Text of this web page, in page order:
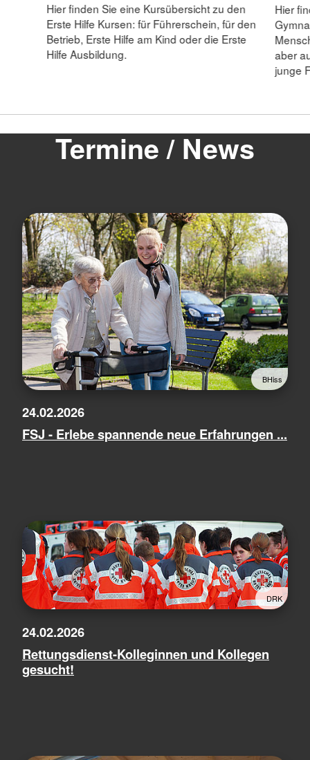
Hier finden Sie eine Kursübersicht zu den
Erste Hilfe Kursen: für Führerschein, für den
Betrieb, Erste Hilfe am Kind oder die Erste
Hilfe Ausbildung.
Hier
aber
junge
Termine / News
BHiss
24.02.2026
FSJ - Erlebe spannende neue Erfahrungen ...
DRK
24.02.2026
Rettungsdienst-Kolleginnen und Kollegen
gesucht!